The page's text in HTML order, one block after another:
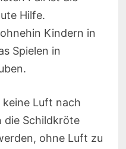
Hilfe.
Kindern in
Spielen in
keine Luft nach
die Schildkröte
ohne Luft zu